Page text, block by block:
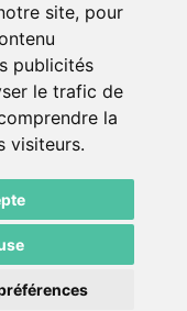
site, pour
publicités
le trafic de
la
visiteurs.